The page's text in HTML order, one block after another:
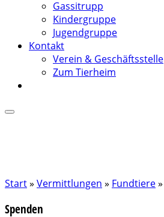
Gassitrupp
Kindergruppe
Jugendgruppe
Kontakt
Verein & Geschäftsstelle
Zum Tierheim
Start» Vermittlungen » Fundtiere»
Spenden